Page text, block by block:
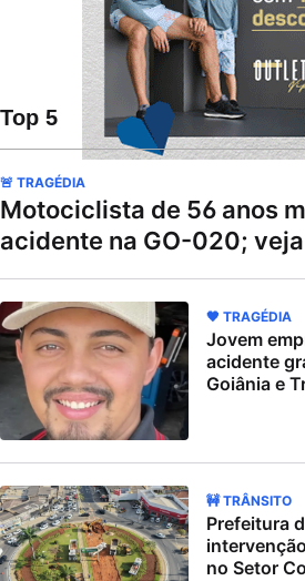
Top 5
🚨 TRAGÉDIA
Motociclista de 56 anos
acidente na GO-020;
🖤 TRAGÉDIA
Jovem
acidente
Goiânia e
🚧 TRÂNSITO
Prefeitura
no Setor